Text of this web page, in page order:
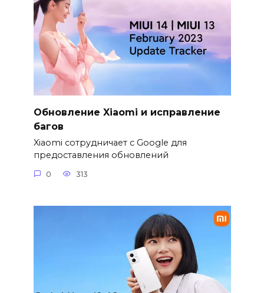
Обновление Xiaomi и исправление
багов
Xiaomi сотрудничает с Google для
предоставления обновлений
0 313